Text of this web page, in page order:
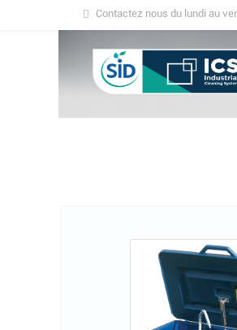
Contactez nous du lundi au